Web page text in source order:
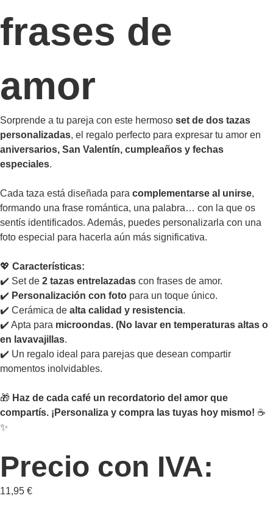
frases de
amor
Sorprende a tu pareja con este hermoso set de dos tazas
personalizadas, el regalo perfecto para expresar tu amor en
aniversarios, San Valentín, cumpleaños y fechas
especiales.
Cada taza está diseñada para complementarse al unirse,
formando una frase romántica, una palabra… con la que os
sentís identificados. Además, puedes personalizarla con una
foto especial para hacerla aún más significativa.
💖 Características:
✔️ Set de 2 tazas entrelazadas con frases de amor.
✔️ Personalización con foto para un toque único.
✔️ Cerámica de alta calidad y resistencia.
✔️ Apta para microondas. (No lavar en temperaturas altas o
en lavavajillas.
✔️ Un regalo ideal para parejas que desean compartir
momentos inolvidables.
🎁 Haz de cada café un recordatorio del amor que
compartís. ¡Personaliza y compra las tuyas hoy mismo! ☕
✨
Precio con IVA:
11,95 €